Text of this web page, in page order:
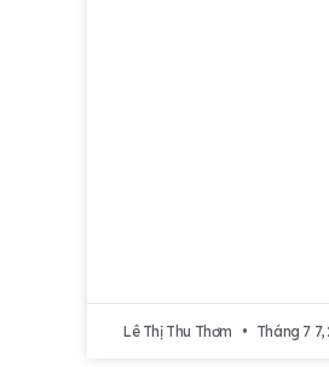
Lê Thị Thu Thơm Tháng 7 7,